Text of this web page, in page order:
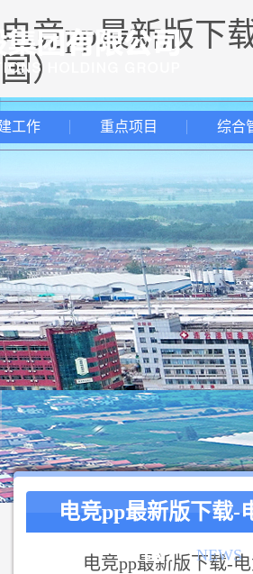
电竞pp最新版下
国）
工作 重点项目 综合
电竞pp最新版下载-
国） NEWS
电竞pp最新版下载-